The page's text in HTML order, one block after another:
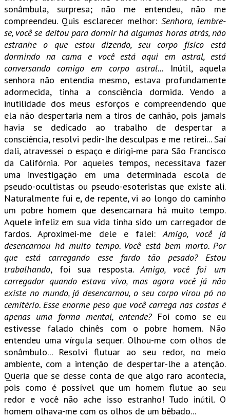
sonâmbula, surpresa; não me entendeu, não me
compreendeu. Quis esclarecer melhor: Senhora, lembre-
se, você se deitou para dormir há algumas horas atrás, não
estranhe o que estou dizendo, seu corpo físico está
dormindo na cama e você está aqui em astral, está
conversando comigo em corpo astral... Inútil, aquela
senhora não entendia mesmo, estava profundamente
adormecida, tinha a consciência dormida. Vendo a
inutilidade dos meus esforços e compreendendo que
ela não despertaria nem a tiros de canhão, pois jamais
havia se dedicado ao trabalho de despertar a
consciência, resolvi pedir-lhe desculpas e me retirei... Saí
dali, atravessei o espaço e dirigi-me para São Francisco
da Califórnia. Por aqueles tempos, necessitava fazer
uma investigação em uma determinada escola de
pseudo-ocultistas ou pseudo-esoteristas que existe ali.
Naturalmente fui e, de repente, vi ao longo do caminho
um pobre homem que desencarnara há muito tempo.
Aquele infeliz em sua vida tinha sido um carregador de
fardos. Aproximei-me dele e falei:Amigo, você já
desencarnou há muito tempo. Você está bem morto. Por
que está carregando esse fardo tão pesado?
Estou
trabalhando, foi sua resposta. Amigo, você foi um
carregador quando estava vivo, mas agora você já não
existe no mundo, já desencarnou, o seu corpo virou pó no
cemitério. Esse enorme peso que você carrega nas costas é
apenas uma forma mental, entende? Foi como se eu
estivesse falado chinês com o pobre homem. Não
entendeu uma vírgula sequer. Olhou-me com olhos de
sonâmbulo... Resolvi flutuar ao seu redor, no meio
ambiente, com a intenção de despertar-lhe a atenção.
Queria que se desse conta de que algo raro acontecia,
pois como é possível que um homem flutue ao seu
redor e você não ache isso estranho! Tudo inútil. O
homem olhava-me com os olhos de um bêbado...